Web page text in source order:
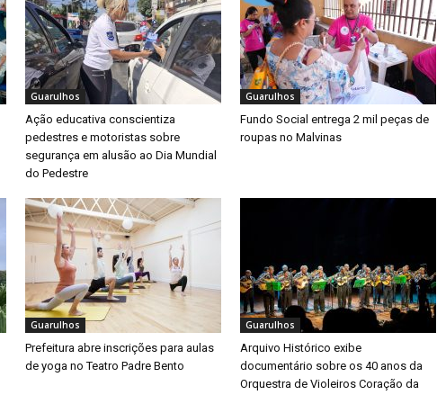
Guarulhos
Ação educativa conscientiza
pedestres e motoristas sobre
segurança em alusão ao Dia Mundial
do Pedestre
Guarulhos
Fundo Social entrega 2 mil peças de
roupas no Malvinas
Guarulhos
Prefeitura abre inscrições para aulas
de yoga no Teatro Padre Bento
Guarulhos
Arquivo Histórico exibe
documentário sobre os 40 anos da
Orquestra de Violeiros Coração da